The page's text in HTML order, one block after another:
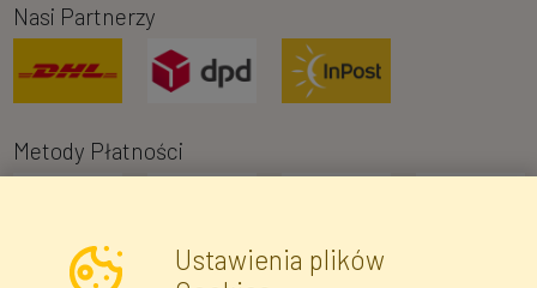
Nasi Partnerzy
Metody Płatności
Ustawienia plików